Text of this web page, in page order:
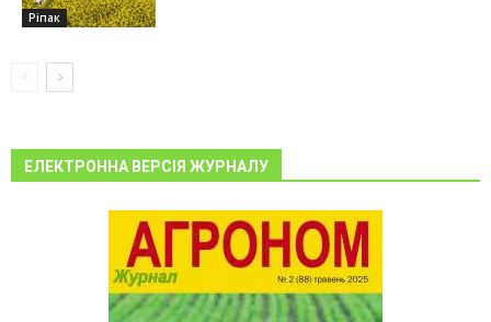
Ріпак
ЕЛЕКТРОННА ВЕРСІЯ ЖУРНАЛУ